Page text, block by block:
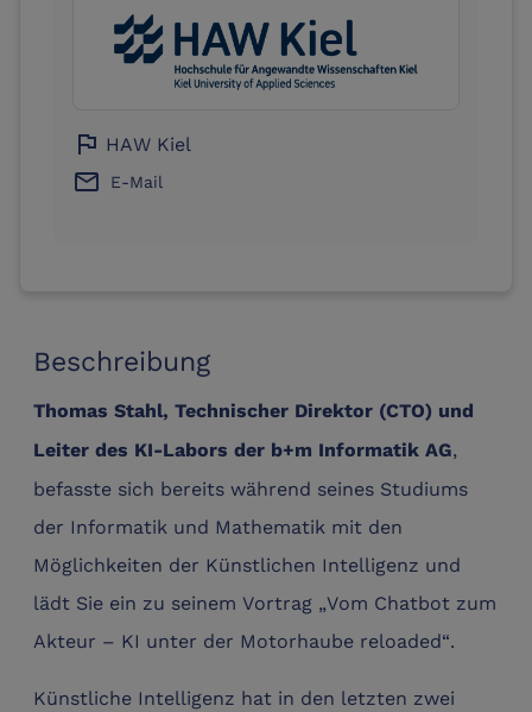
Beschreibung
Thomas Stahl, Technischer Direktor (CTO) und
Leiter des KI-Labors der b+m Informatik AG,
befasste sich bereits während seines Studiums
der Informatik und Mathematik mit den
Möglichkeiten der Künstlichen Intelligenz und
lädt Sie ein zu seinem Vortrag „Vom Chatbot zum
Akteur – KI unter der Motorhaube reloaded“.
Künstliche Intelligenz hat in den letzten zwei
flag HAW Kiel
email E-Mail